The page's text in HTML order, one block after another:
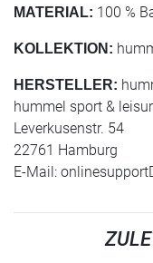
MATERIAL: 100 %
KOLLEKTION:
HERSTELLER:
hummel sport &
Leverkusenstr. 54
22761 Hamburg
E-Mail: